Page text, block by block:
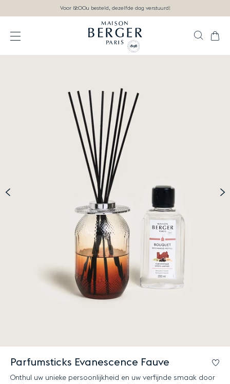
Voor 12:00u besteld, dezelfde dag verstuurd!
Open het menu Zoek
Parfumsticks Evanescence Fauve
Onthul uw unieke persoonlijkheid en uw verfijnde smaak door